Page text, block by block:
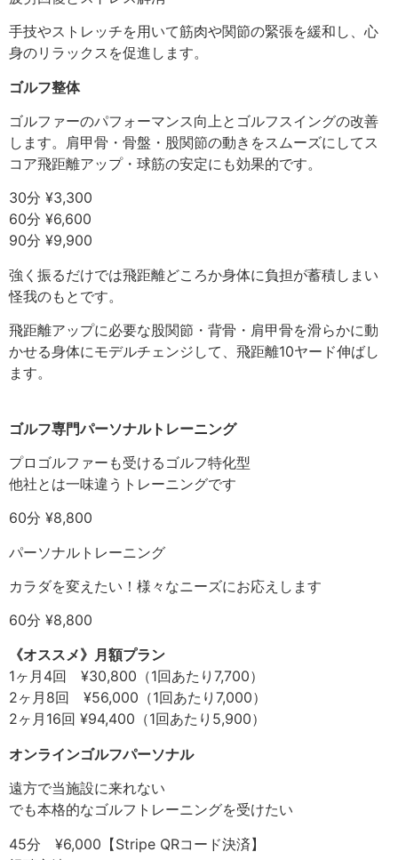
手技やストレッチを用いて筋肉や関節の緊張を緩和し、心
身のリラックスを促進します。
ゴルフ整体
ゴルファーのパフォーマンス向上とゴルフスイングの改善
します。肩甲骨・骨盤・股関節の動きをスムーズにしてス
コア飛距離アップ・球筋の安定にも効果的です。
30分 ¥3,300
60分 ¥6,600
90分 ¥9,900
強く振るだけでは飛距離どころか身体に負担が蓄積しまい
怪我のもとです。
飛距離アップに必要な股関節・背骨・肩甲骨を滑らかに動
かせる身体にモデルチェンジして、飛距離10ヤード伸ばし
ます。
ゴルフ専門パーソナルトレーニング
プロゴルファーも受けるゴルフ特化型
他社とは一味違うトレーニングです
60分 ¥8,800
パーソナルトレーニング
カラダを変えたい！様々なニーズにお応えします
60分 ¥8,800
《オススメ》月額プラン
1ヶ月4回 ¥30,800（1回あたり7,700）
2ヶ月8回 ¥56,000（1回あたり7,000）
2ヶ月16回 ¥94,400（1回あたり5,900）
オンラインゴルフパーソナル
遠方で当施設に来れない
でも本格的なゴルフトレーニングを受けたい
45分 ¥6,000【Stripe QRコード決済】